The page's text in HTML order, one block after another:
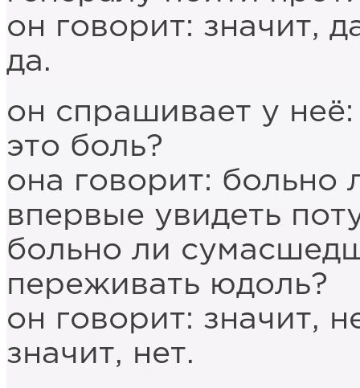
он говорит: значит,
да.
он спрашивает у
это боль?
она говорит: больно
впервые увидеть
больно ли
переживать юдоль?
он говорит: значит,
значит, нет.